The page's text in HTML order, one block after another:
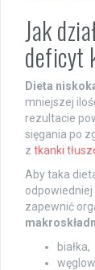
Jak
deficyt
Dieta
mniejszej
rezultacie
sięgania po
z tkanki
Aby taka
odpowiedniej
zapewnić
białka,